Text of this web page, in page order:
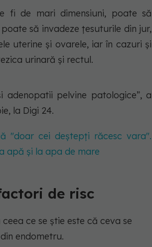
fi de mari dimensiuni, poate să
să invadeze țesuturile din jur,
uterine și ovarele, iar în cazuri și
urinară și rectul.
pelvine patologice”, a
la Digi 24.
"doar cei deștepți răcesc vara".
apă și la apa de mare
de risc
ce se știe este că ceva se
endometru.